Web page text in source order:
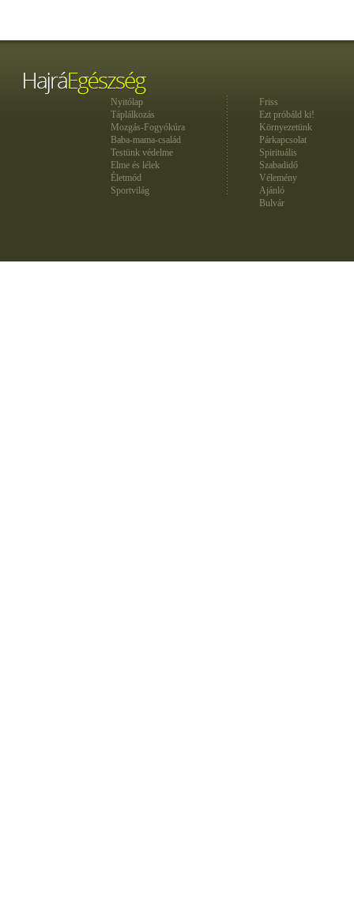
Nyitólap
Táplálkozás
Mozgás-Fogyókúra
Baba-mama-család
Testünk védelme
Elme és lélek
Életmód
Sportvilág
Friss
Ezt próbáld ki!
Környezetünk
Párkapcsolat
Spirituális
Szabadidő
Vélemény
Ajánló
Bulvár